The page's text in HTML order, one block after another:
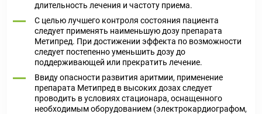
длительность лечения и частоту приема.
С целью лучшего контроля состояния пациента
следует применять наименьшую дозу препарата
Метипред. При достижении эффекта по возможности
следует постепенно уменьшить дозу до
поддерживающей или прекратить лечение.
Ввиду опасности развития аритмии, применение
препарата Метипред в высоких дозах следует
проводить в условиях стационара, оснащенного
необходимым оборудованием (электрокардиографом,